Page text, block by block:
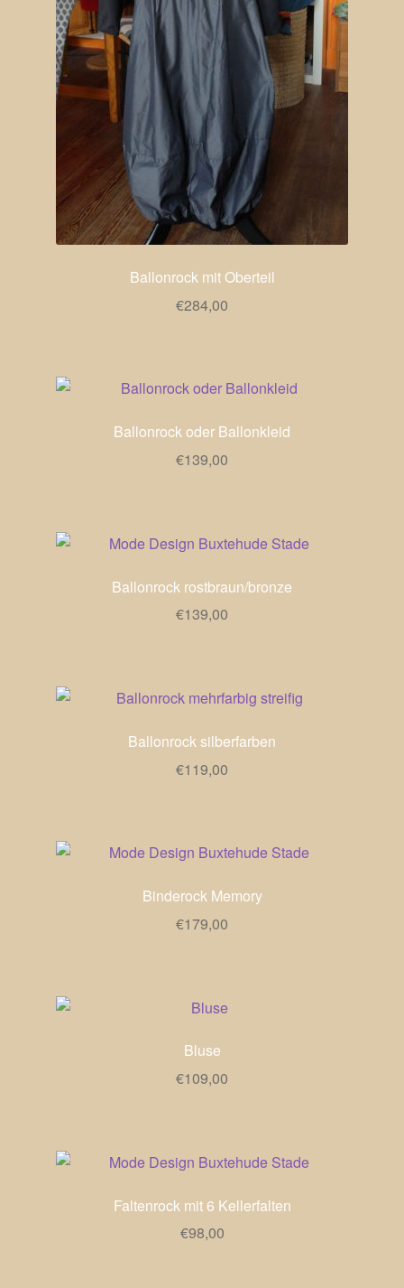
Ballonrock mit Oberteil
€284,00
Ballonrock oder Ballonkleid
€139,00
Ballonrock rostbraun/bronze
€139,00
Ballonrock silberfarben
€119,00
Binderock Memory
€179,00
Bluse
€109,00
Faltenrock mit 6 Kellerfalten
€98,00